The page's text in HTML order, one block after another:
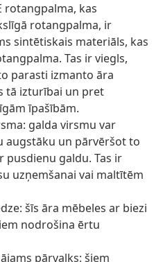
rotangpalma, kas
rotangpalma, ir
sintētiskais materiāls, kas
Tas ir viegls,
parasti izmanto āra
tā izturībai un pret
īpašībām.
galda virsmu var
augstāku un pārvēršot to
pusdienu galdu. Tas ir
uzņemšanai vai maltītēm
šīs āra mēbeles ar biezi
nodrošina ērtu
pārvalks: šiem